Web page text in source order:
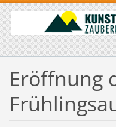
Eröffnung